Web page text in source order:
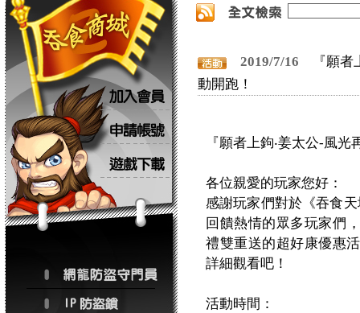
2019/7/16
『願
動開跑！
『願者上鉤‧姜太公-風
各位親愛的玩家您好：
感謝玩家們對於《吞食
回饋熱情的眾多玩家們
禮雙重送的超好康優惠
詳細觀看吧！
活動時間：